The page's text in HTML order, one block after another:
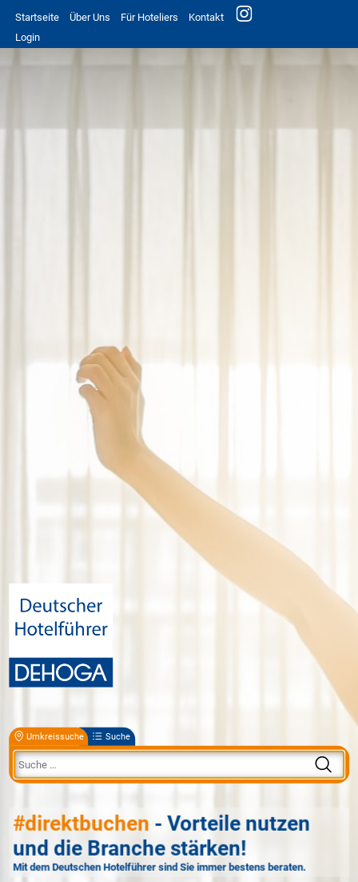
Startseite Über Uns Für Hoteliers
Kontakt
Login
Umkreissuche Suche
#direktbuchen - Vorteile nutzen
und die Branche stärken!
Mit dem Deutschen Hotelführer sind Sie immer bestens beraten.